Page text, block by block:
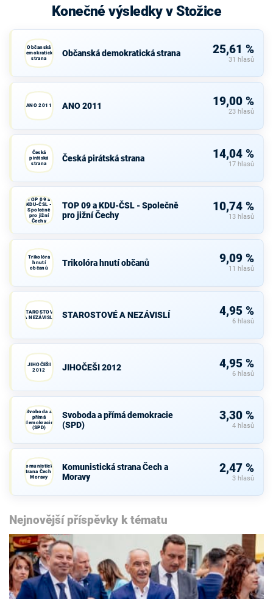
Konečné výsledky v Stožice
Občanská
demokratická
strana
Občanská demokratická strana 25,61 %
31 hlasů
ANO 2011 ANO 2011 19,00 %
23 hlasů
Česká
pirátská
strana
Česká pirátská strana 14,04 %
17 hlasů
TOP 09 a
KDU-ČSL -
Společně
pro jižní
Čechy
TOP 09 a KDU-ČSL - Společně
pro jižní Čechy
10,74 %
13 hlasů
Trikolóra
hnutí
občanů
Trikolóra hnutí občanů 9,09 %
11 hlasů
STAROSTOVÉ
A NEZÁVISLÍ
STAROSTOVÉ A NEZÁVISLÍ 4,95 %
6 hlasů
JIHOČEŠI
2012
JIHOČEŠI 2012 4,95 %
6 hlasů
Svoboda a
přímá
demokracie
(SPD)
Svoboda a přímá demokracie
(SPD)
3,30 %
4 hlasů
Komunistická
strana Čech a
Moravy
Komunistická strana Čech a
Moravy
2,47 %
3 hlasů
Nejnovější příspěvky k tématu